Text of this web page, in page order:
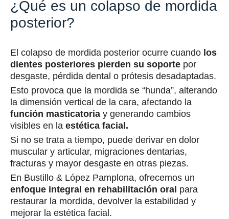
¿Qué es un colapso de mordida
posterior?
El colapso de mordida posterior ocurre cuando los
dientes posteriores pierden su soporte por
desgaste, pérdida dental o prótesis desadaptadas.
Esto provoca que la mordida se “hunda”, alterando
la dimensión vertical de la cara, afectando la
función masticatoria y generando cambios
visibles en la estética facial.
Si no se trata a tiempo, puede derivar en dolor
muscular y articular, migraciones dentarias,
fracturas y mayor desgaste en otras piezas.
En Bustillo & López Pamplona, ofrecemos un
enfoque integral en rehabilitación oral para
restaurar la mordida, devolver la estabilidad y
mejorar la estética facial.